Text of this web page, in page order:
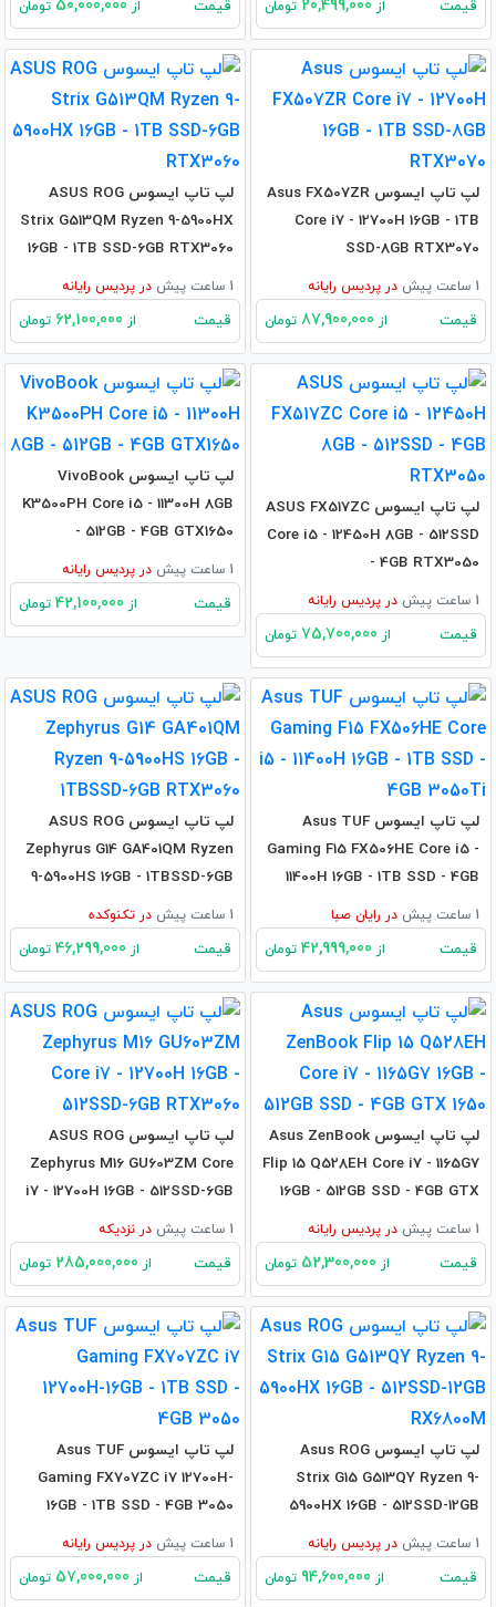
قیمت از تومان قیمت از تومان
لپ تاپ ایسوس Asus FX507ZR
Core i7 - 12700H 16GB - 1TB
SSD-8GB RTX3070
1 ساعت پیش در پردیس رایانه
قیمت از تومان
لپ تاپ ایسوس ASUS ROG
Strix G513QM Ryzen 9-5900HX
16GB - 1TB SSD-6GB RTX3060
1 ساعت پیش در پردیس رایانه
قیمت از تومان
لپ تاپ ایسوس ASUS FX517ZC
Core i5 - 12450H 8GB - 512SSD
- 4GB RTX3050
1 ساعت پیش در پردیس رایانه
قیمت از تومان
لپ تاپ ایسوس VivoBook
K3500PH Core i5 - 11300H 8GB
- 512GB - 4GB GTX1650
1 ساعت پیش در پردیس رایانه
قیمت از تومان
لپ تاپ ایسوس Asus TUF
Gaming F15 FX506HE Core i5 -
11400H 16GB - 1TB SSD - 4GB
3050Ti1 ساعت پیش در رایان صبا
قیمت از تومان
لپ تاپ ایسوس ASUS ROG
Zephyrus G14 GA401QM Ryzen
9-5900HS 16GB - 1TBSSD-6GB
RTX30601 ساعت پیش در تکنوکده
قیمت از تومان
لپ تاپ ایسوس Asus ZenBook
Flip 15 Q528EH Core i7 - 1165G7
16GB - 512GB SSD - 4GB GTX
16501 ساعت پیش در پردیس رایانه
قیمت از تومان
لپ تاپ ایسوس ASUS ROG
Zephyrus M16 GU603ZM Core
i7 - 12700H 16GB - 512SSD-6GB
RTX30601 ساعت پیش در نزدیکه
قیمت از تومان
لپ تاپ ایسوس Asus ROG
Strix G15 G513QY Ryzen 9-
5900HX 16GB - 512SSD-12GB
RX6800M1 ساعت پیش در پردیس رایانه
قیمت از تومان
لپ تاپ ایسوس Asus TUF
Gaming FX707ZC i7 12700H-
16GB - 1TB SSD - 4GB 3050
1 ساعت پیش در پردیس رایانه
قیمت از تومان